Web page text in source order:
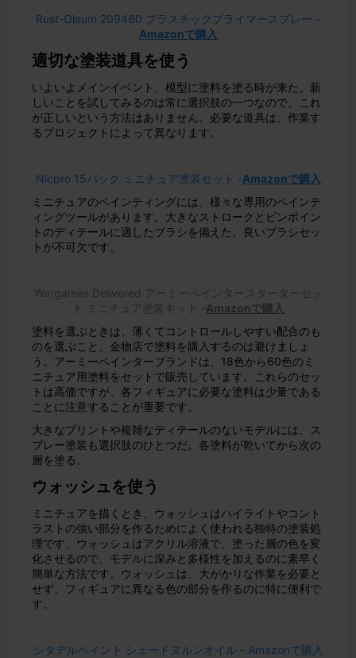
Rust-Oleum 209460 プラスチックプライマースプレー -
Amazonで購入
適切な塗装道具を使う
いよいよメインイベント、模型に塗料を塗る時が来た。新
しいことを試してみるのは常に選択肢の一つなので、これ
が正しいという方法はありません。必要な道具は、作業す
るプロジェクトによって異なります。
Nicpro 15パック ミニチュア塗装セット -Amazonで購入
ミニチュアのペインティングには、様々な専用のペインテ
ィングツールがあります。大きなストロークとピンポイン
トのディテールに適したブラシを備えた、良いブラシセッ
トが不可欠です。
Wargames Delivered アーミーペインタースターターセッ
ト ミニチュア塗装キット -Amazonで購入
塗料を選ぶときは、薄くてコントロールしやすい配合のも
のを選ぶこと。金物店で塗料を購入するのは避けましょ
う。アーミーペインターブランドは、18色から60色のミ
ニチュア用塗料をセットで販売しています。これらのセッ
トは高価ですが、各フィギュアに必要な塗料は少量である
ことに注意することが重要です。
大きなプリントや複雑なディテールのないモデルには、ス
プレー塗装も選択肢のひとつだ。各塗料が乾いてから次の
層を塗る。
ウォッシュを使う
ミニチュアを描くとき、ウォッシュはハイライトやコント
ラストの強い部分を作るためによく使われる独特の塗装処
理です。ウォッシュはアクリル溶液で、塗った層の色を変
化させるので、モデルに深みと多様性を加えるのに素早く
簡単な方法です。ウォッシュは、大がかりな作業を必要と
せず、フィギュアに異なる色の部分を作るのに特に便利で
す。
シタデルペイント シェードヌルンオイル - Amazonで購入